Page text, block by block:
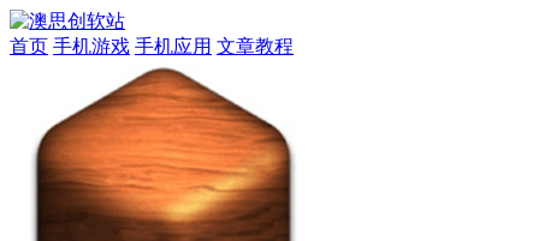
首页 手机游戏 手机应用 文章教程